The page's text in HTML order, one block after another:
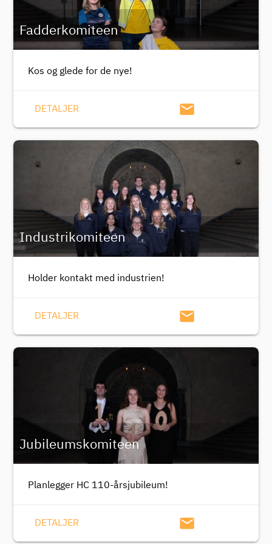
Fadderkomiteen
Kos og glede for de nye!
DETALJER email
Industrikomiteen
Holder kontakt med industrien!
DETALJER email
Jubileumskomiteen
Planlegger HC 110-årsjubileum!
DETALJER email